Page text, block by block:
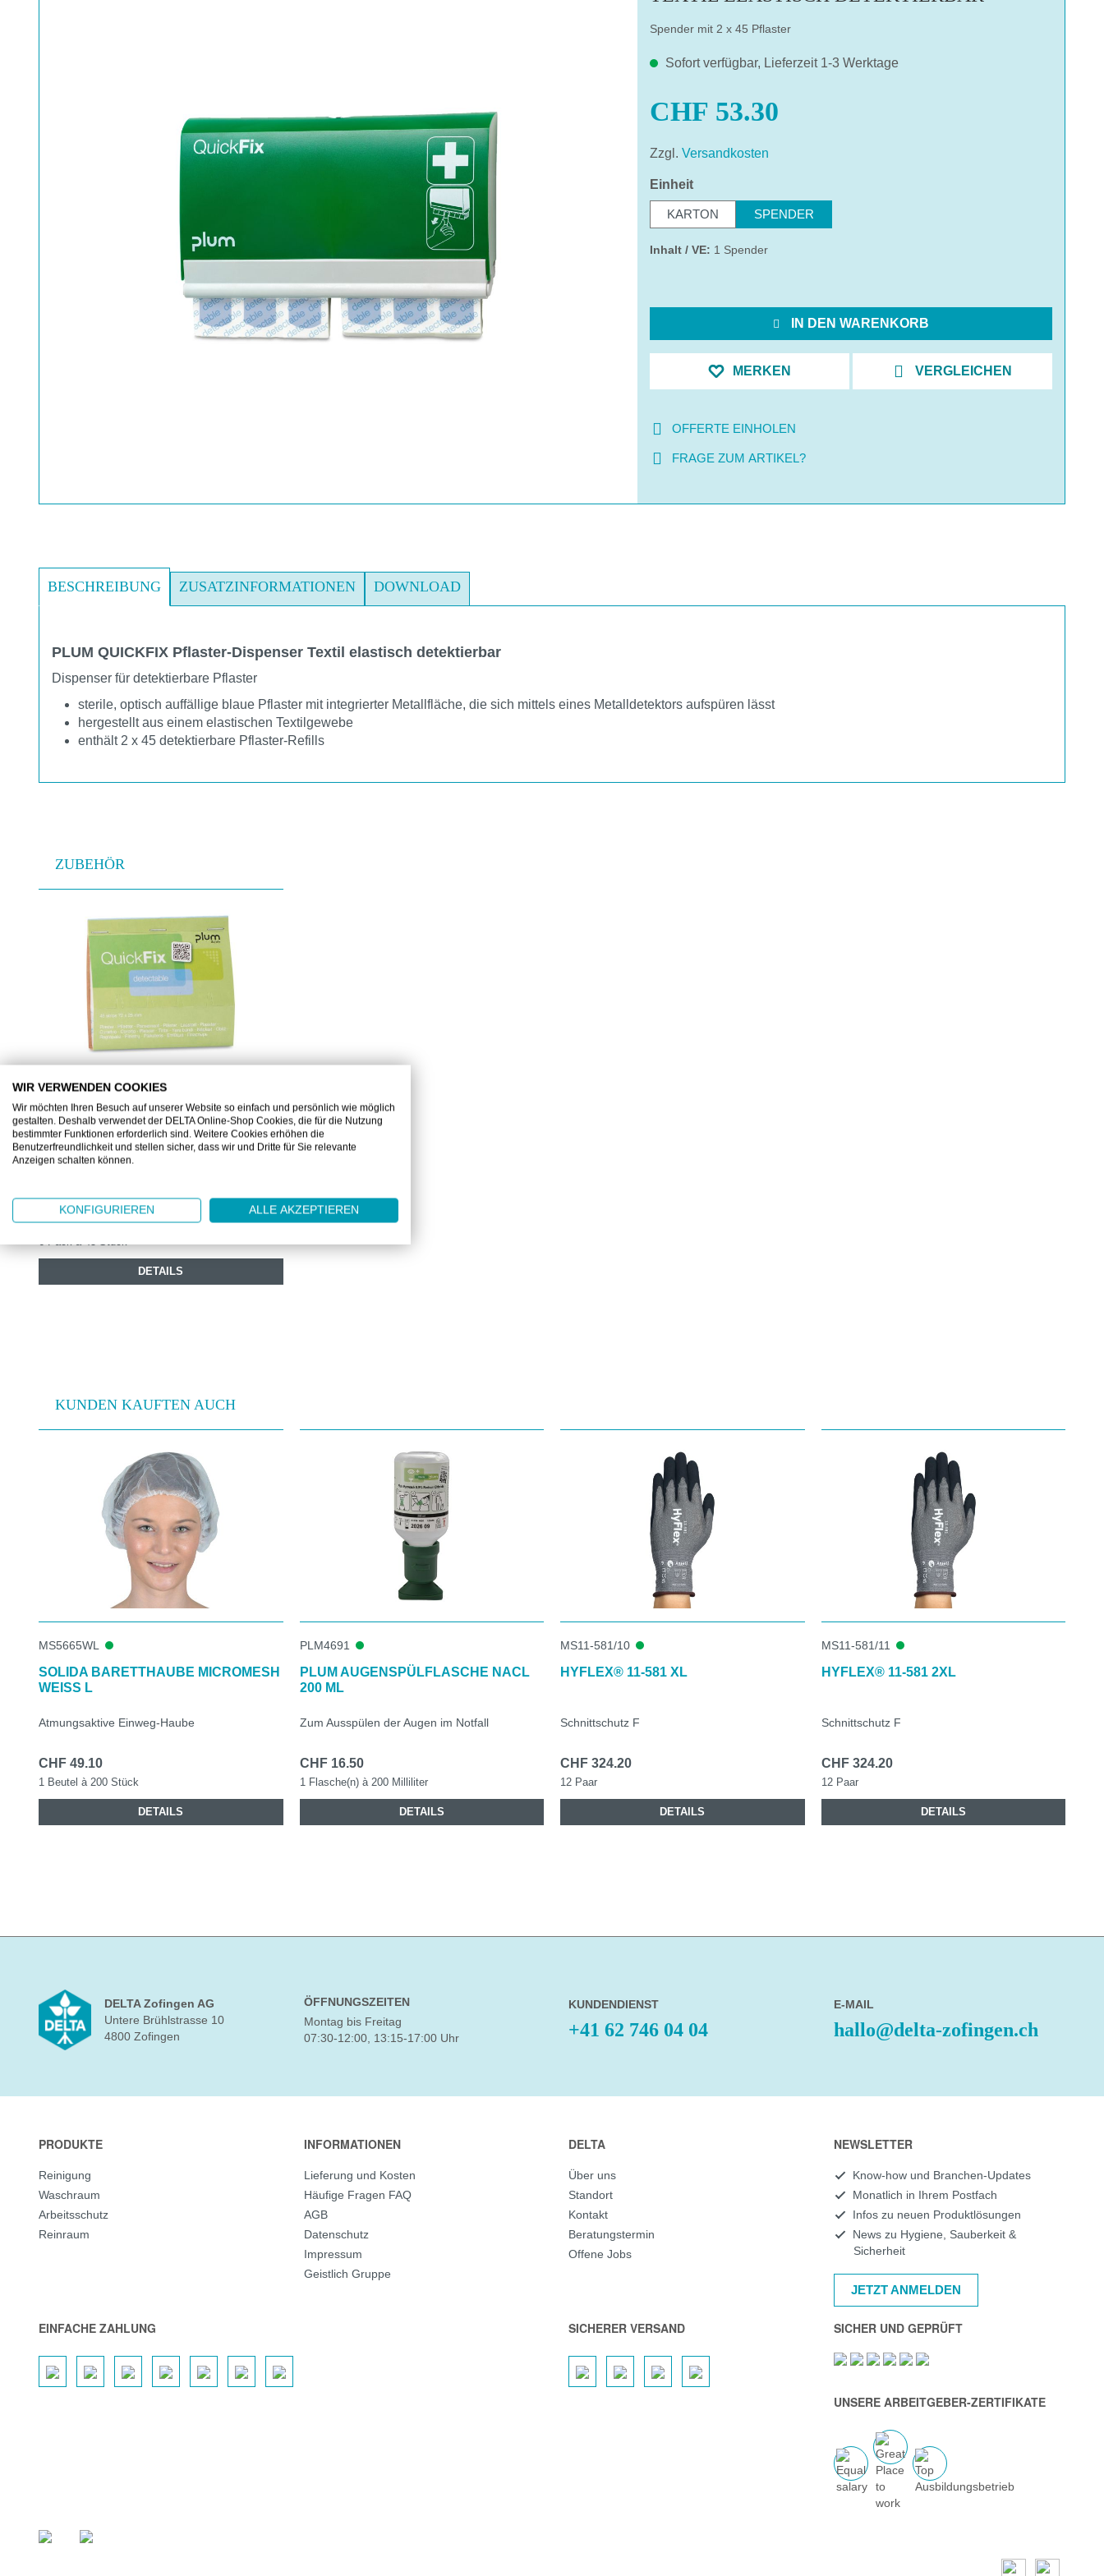
Spender mit 2 x 45 Pflaster
Sofort verfügbar, Lieferzeit 1-3 Werktage
CHF 53.30
Zzgl. Versandkosten
Einheitauswählen
KARTON SPENDER
Inhalt / VE: 1 Spender
IN DEN WARENKORB
MERKEN VERGLEICHEN
OFFERTE EINHOLEN
FRAGE ZUM ARTIKEL?
BESCHREIBUNG ZUSATZINFORMATIONEN DOWNLOAD
PLUM QUICKFIX Pflaster-Dispenser Textil elastisch detektierbar
Dispenser für detektierbare Pflaster
sterile, optisch auffällige blaue Pflaster mit integrierter Metallfläche, die sich mittels eines Metalldetektors aufspüren lässt
hergestellt aus einem elastischen Textilgewebe
enthält 2 x 45 detektierbare Pflaster-Refills
ZUBEHÖR
Produktgalerie überspringen
PLM5513
PLUM QUICKFIX REFILL
DETEKTIERBARES ELASTISCHES
TEXTILPFLASTER
AbCHF 12.80
DETAILS
KUNDEN KAUFTEN AUCH
Produktgalerie überspringen
MS5665WL
SOLIDA BARETTHAUBE MICROMESH
WEISS L
Atmungsaktive Einweg-Haube
CHF 49.10
1 Beutel à 200 Stück
DETAILS
PLM4691
PLUM AUGENSPÜLFLASCHE NACL
200 ML
Zum Ausspülen der Augen im Notfall
CHF 16.50
1 Flasche(n) à 200 Milliliter
DETAILS
MS11-581/10
HYFLEX® 11-581 XL
Schnittschutz F
CHF 324.20
12 Paar
DETAILS
MS11-581/11
HYFLEX® 11-581 2XL
Schnittschutz F
CHF 324.20
12 Paar
DETAILS
DELTA Zofingen AG
Untere Brühlstrasse 10
4800 Zofingen
ÖFFNUNGSZEITEN
Montag bis Freitag
07:30-12:00, 13:15-17:00 Uhr
KUNDENDIENST
+41 62 746 04 04
E-MAIL
hallo@delta-zofingen.ch
PRODUKTE
Reinigung
Waschraum
Arbeitsschutz
Reinraum
INFORMATIONEN
Lieferung und Kosten
Häufige Fragen FAQ
AGB
Datenschutz
Impressum
Geistlich Gruppe
DELTA
Über uns
Standort
Kontakt
Beratungstermin
Offene Jobs
NEWSLETTER
Know-how und Branchen-Updates
Monatlich in Ihrem Postfach
Infos zu neuen Produktlösungen
News zu Hygiene, Sauberkeit &
Sicherheit
JETZT ANMELDEN
EINFACHE ZAHLUNG SICHERER VERSAND SICHER UND GEPRÜFT
UNSERE ARBEITGEBER-ZERTIFIKATE
WIR VERWENDEN COOKIES
Wir möchten Ihren Besuch auf unserer Website so einfach und persönlich wie möglich
gestalten. Deshalb verwendet der DELTA Online-Shop Cookies, die für die Nutzung
bestimmter Funktionen erforderlich sind. Weitere Cookies erhöhen die
Benutzerfreundlichkeit und stellen sicher, dass wir und Dritte für Sie relevante
Anzeigen schalten können.
KONFIGURIEREN ALLE AKZEPTIEREN